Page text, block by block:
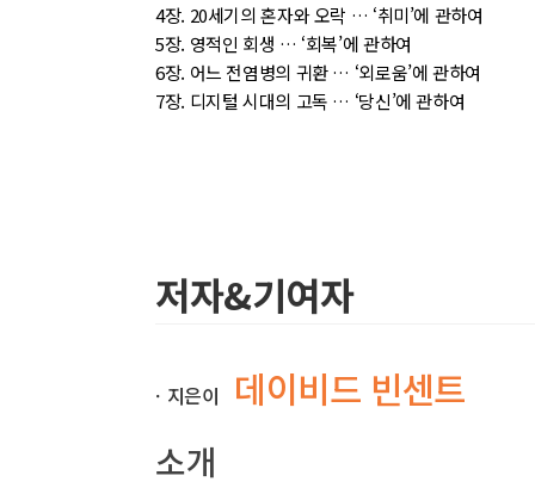
4장. 20세기의 혼자와 오락 … ‘취미’에 관하여
5장. 영적인 회생 … ‘회복’에 관하여
6장. 어느 전염병의 귀환 … ‘외로움’에 관하여
7장. 디지털 시대의 고독 … ‘당신’에 관하여
저자&기여자
ㆍ지은이 데이비드 빈센트
소개